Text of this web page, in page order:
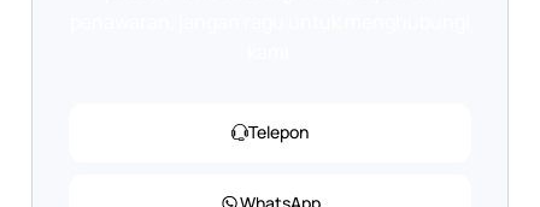
Telepon
WhatsApp